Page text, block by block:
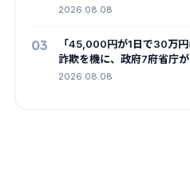
2026.08.08
03
「45,000円が1日で30万
詐欺を機に、政府7府省庁
請
2026.08.08